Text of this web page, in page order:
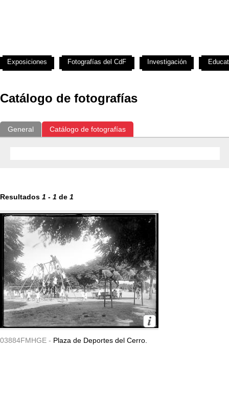
Catálogo de fotografías
General Catálogo de fotografías
Resultados 1 - 1 de 1
03884FMHGE - Plaza de Deportes del Cerro.
Exposiciones Fotografías del CdF Investigación